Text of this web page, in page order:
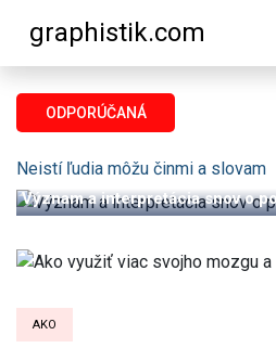
graphistik.com
ODPORÚČANÁ
Neistí ľudia môžu činmi a
Význam a interpretácia snov o
AKO